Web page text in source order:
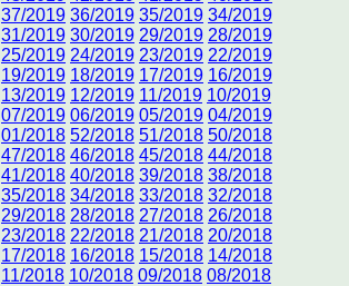
37/2019 36/2019 35/2019 34/2019
31/2019 30/2019 29/2019 28/2019
25/2019 24/2019 23/2019 22/2019
19/2019 18/2019 17/2019 16/2019
13/2019 12/2019 11/2019 10/2019
07/2019 06/2019 05/2019 04/2019
01/2018 52/2018 51/2018 50/2018
47/2018 46/2018 45/2018 44/2018
41/2018 40/2018 39/2018 38/2018
35/2018 34/2018 33/2018 32/2018
29/2018 28/2018 27/2018 26/2018
23/2018 22/2018 21/2018 20/2018
17/2018 16/2018 15/2018 14/2018
11/2018 10/2018 09/2018 08/2018